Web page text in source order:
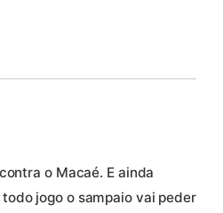
o Macaé. E ainda
jogo o sampaio vai peder